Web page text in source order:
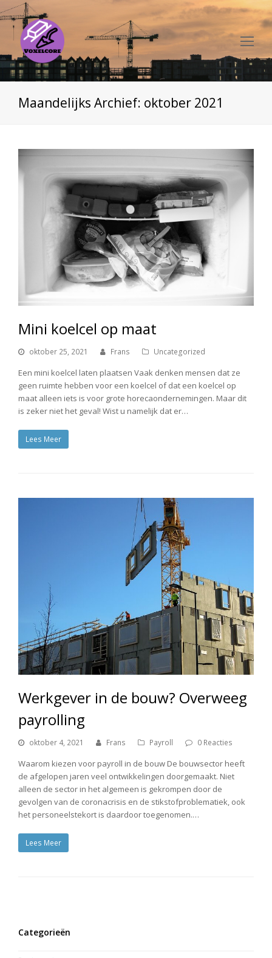
Maandelijks Archief: oktober 2021
Mini koelcel op maat
oktober 25, 2021 Frans Uncategorized
Een mini koelcel laten plaatsen Vaak denken mensen dat ze
geen ruimte hebben voor een koelcel of dat een koelcel op
maat alleen iets is voor grote horecaondernemingen. Maar dit
is zeker niet het geval! Wist u namelijk dat er…
Lees Meer
Werkgever in de bouw? Overweeg
payrolling
oktober 4, 2021 Frans Payroll 0 Reacties
Waarom kiezen voor payroll in de bouw De bouwsector heeft
de afgelopen jaren veel ontwikkelingen doorgemaakt. Niet
alleen de sector in het algemeen is gekrompen door de
gevolgen van de coronacrisis en de stikstofproblematiek, ook
het personeelstekort is daardoor toegenomen.…
Lees Meer
Categorieën